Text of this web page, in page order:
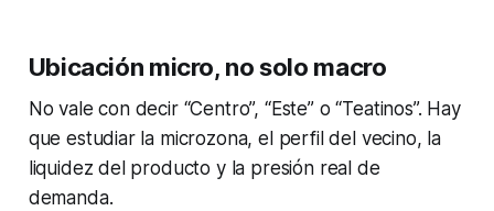
Ubicación micro, no solo macro
No vale con decir “Centro”, “Este” o “Teatinos”. Hay
que estudiar la microzona, el perfil del vecino, la
liquidez del producto y la presión real de
demanda.